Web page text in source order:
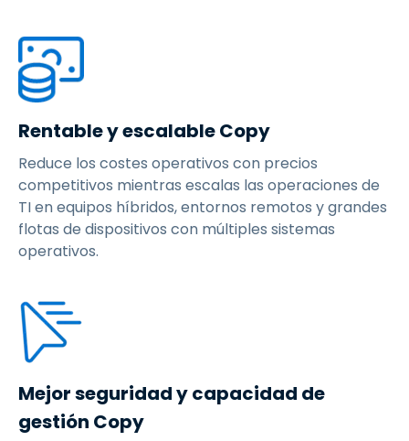
Rentable y escalable Copy
Reduce los costes operativos con precios
competitivos mientras escalas las operaciones de
TI en equipos híbridos, entornos remotos y grandes
flotas de dispositivos con múltiples sistemas
operativos.
Mejor seguridad y capacidad de
gestión Copy